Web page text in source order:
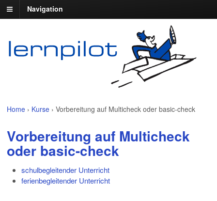
Navigation
Home › Kurse › Vorbereitung auf Multicheck oder basic-check
Vorbereitung auf Multicheck
oder basic-check
schulbegleitender Unterricht
ferienbegleitender Unterricht